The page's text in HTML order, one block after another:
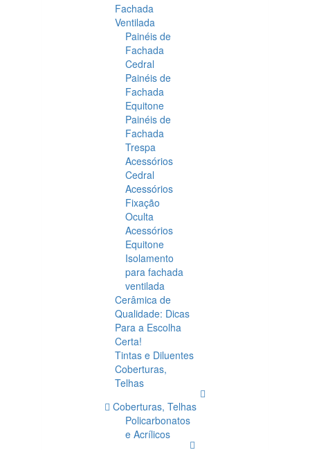
Fachada
Ventilada
Painéis de
Fachada
Cedral
Painéis de
Fachada
Equitone
Painéis de
Fachada
Trespa
Acessórios
Cedral
Acessórios
Fixação
Oculta
Acessórios
Equitone
Isolamento
para fachada
ventilada
Cerâmica de
Qualidade: Dicas
Para a Escolha
Certa!
Tintas e Diluentes
Coberturas,
Telhas
Coberturas, Telhas
Policarbonatos
e Acrílicos